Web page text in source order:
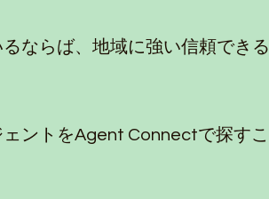
ならば、地域に強い信頼できる
ントをAgent Connectで探すこ